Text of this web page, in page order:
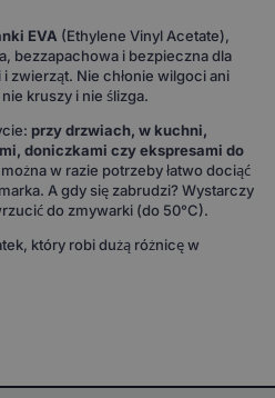
EVA (Ethylene Vinyl Acetate),
bezzapachowa i bezpieczna dla
i zwierząt. Nie chłonie wilgoci ani
kruszy i nie ślizga.
przy drzwiach, w kuchni,
doniczkami czy ekspresami do
w razie potrzeby łatwo dociąć
A gdy się zabrudzi? Wystarczy
do zmywarki (do 50°C).
który robi dużą różnicę w